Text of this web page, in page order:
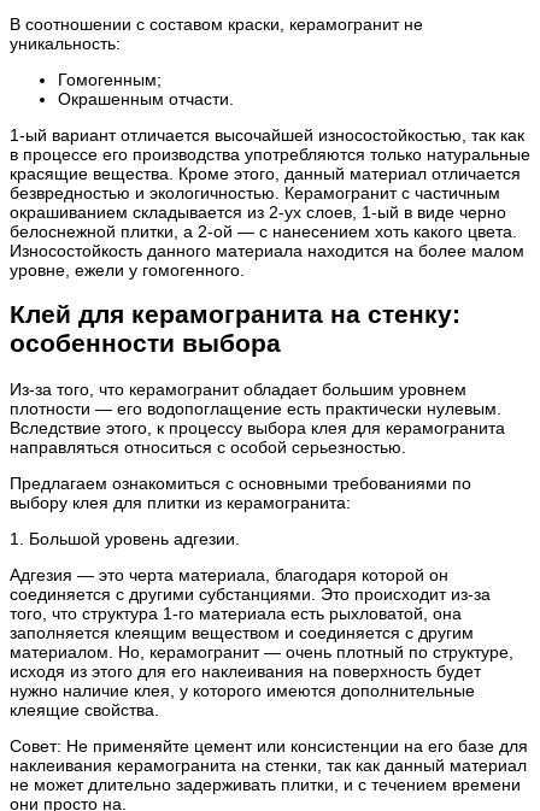
В соотношении с составом краски, керамогранит не
уникальность:
Гомогенным;
Окрашенным отчасти.
1-ый вариант отличается высочайшей износостойкостью, так как
в процессе его производства употребляются только натуральные
красящие вещества. Кроме этого, данный материал отличается
безвредностью и экологичностью. Керамогранит с частичным
окрашиванием складывается из 2-ух слоев, 1-ый в виде черно
белоснежной плитки, а 2-ой — с нанесением хоть какого цвета.
Износостойкость данного материала находится на более малом
уровне, ежели у гомогенного.
Клей для керамогранита на стенку:
особенности выбора
Из-за того, что керамогранит обладает большим уровнем
плотности — его водопоглащение есть практически нулевым.
Вследствие этого, к процессу выбора клея для керамогранита
направляться относиться с особой серьезностью.
Предлагаем ознакомиться с основными требованиями по
выбору клея для плитки из керамогранита:
1. Большой уровень адгезии.
Адгезия — это черта материала, благодаря которой он
соединяется с другими субстанциями. Это происходит из-за
того, что структура 1-го материала есть рыхловатой, она
заполняется клеящим веществом и соединяется с другим
материалом. Но, керамогранит — очень плотный по структуре,
исходя из этого для его наклеивания на поверхность будет
нужно наличие клея, у которого имеются дополнительные
клеящие свойства.
Совет: Не применяйте цемент или консистенции на его базе для
наклеивания керамогранита на стенки, так как данный материал
не может длительно задерживать плитки, и с течением времени
они просто на.